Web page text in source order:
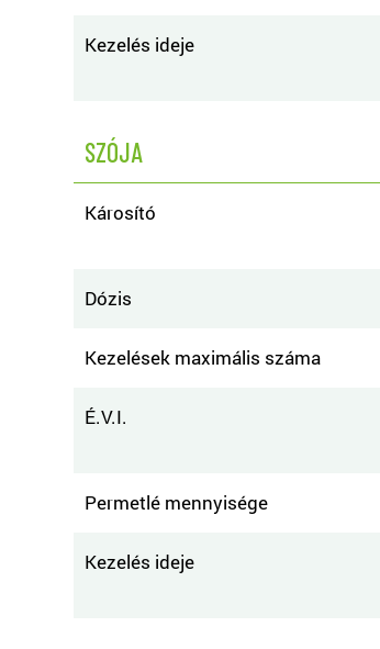
Kezelés ideje
SZÓJA
Károsító
Dózis
Kezelések maximális száma
É.V.I.
Permetlé mennyisége
Kezelés ideje